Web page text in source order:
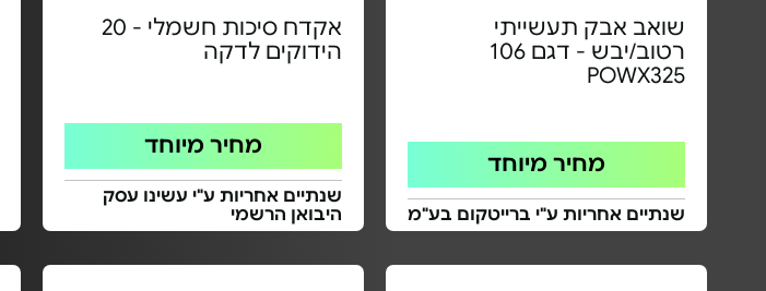
שואב אבק תעשייתי
רטוב/יבש - דגם 106
POWX325
מחיר מיוחד
שנתיים אחריות ע"י ברייטקום בע"מ
אקדח סיכות חשמלי - 20
הידוקים לדקה
מחיר מיוחד
שנתיים אחריות ע"י עשינו עסק
היבואן הרשמי